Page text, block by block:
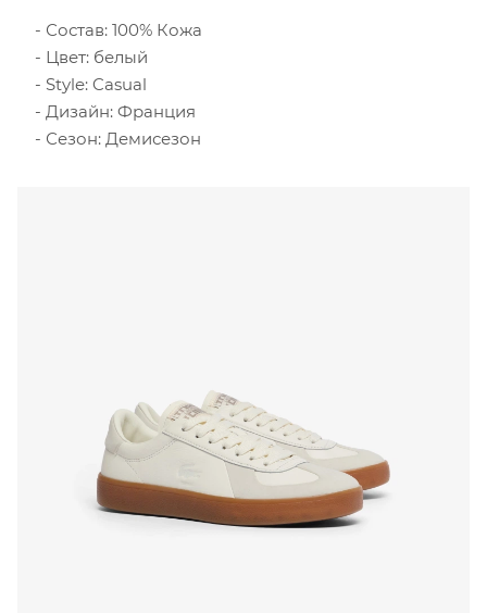
Состав: 100% Кожа
Цвет: белый
Style: Casual
Дизайн: Франция
Сезон: Демисезон